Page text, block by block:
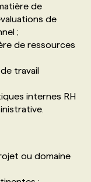
de
de
;
de ressources
travail
internes RH
ou domaine